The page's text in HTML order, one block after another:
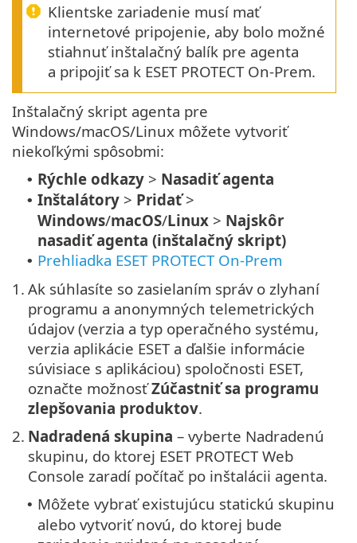
Klientske zariadenie musí mať
internetové pripojenie, aby bolo možné
stiahnuť inštalačný balík pre agenta
a pripojiť sa k ESET PROTECT On-Prem.
Inštalačný skript agenta pre
Windows/macOS/Linux môžete vytvoriť
niekoľkými spôsobmi:
• Rýchle odkazy > Nasadiť agenta
• Inštalátory > Pridať>
Windows/macOS/Linux > Najskôr
nasadiť agenta (inštalačný skript)
• Prehliadka ESET PROTECT On-Prem
1. Ak súhlasíte so zasielaním správ o zlyhaní
programu a anonymných telemetrických
údajov (verzia a typ operačného systému,
verzia aplikácie ESET a ďalšie informácie
súvisiace s aplikáciou) spoločnosti ESET,
označte možnosťZúčastniť sa programu
zlepšovania produktov.
2. Nadradená skupina – vyberte Nadradenú
skupinu, do ktorej ESET PROTECT Web
Console zaradí počítač po inštalácii agenta.
• Môžete vybrať existujúcu statickú skupinu
alebo vytvoriť novú, do ktorej bude